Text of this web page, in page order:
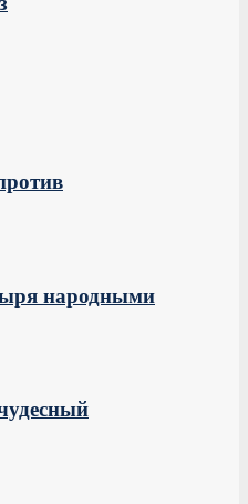
народными